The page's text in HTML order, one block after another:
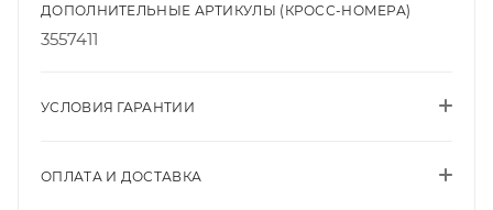
ДОПОЛНИТЕЛЬНЫЕ АРТИКУЛЫ (КРОСС-НОМЕРА)
3557411
УСЛОВИЯ ГАРАНТИИ
ОПЛАТА И ДОСТАВКА